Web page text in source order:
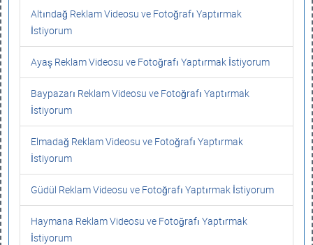
Altındağ Reklam Videosu ve Fotoğrafı Yaptırmak
İstiyorum
Ayaş Reklam Videosu ve Fotoğrafı Yaptırmak İstiyorum
Baypazarı Reklam Videosu ve Fotoğrafı Yaptırmak
İstiyorum
Elmadağ Reklam Videosu ve Fotoğrafı Yaptırmak
İstiyorum
Güdül Reklam Videosu ve Fotoğrafı Yaptırmak İstiyorum
Haymana Reklam Videosu ve Fotoğrafı Yaptırmak
İstiyorum